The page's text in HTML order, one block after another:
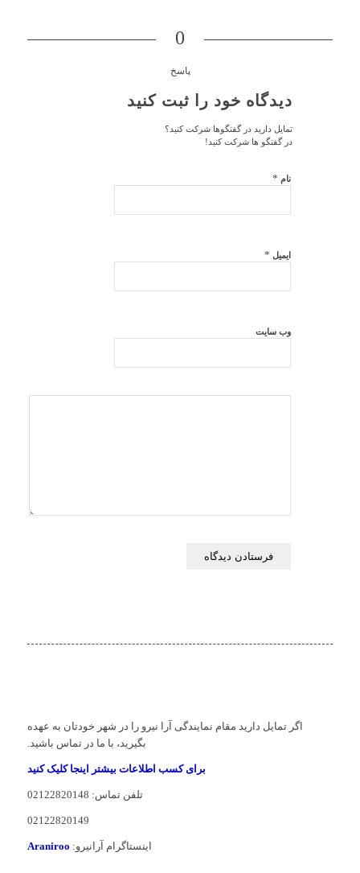
0
پاسخ
دیدگاه خود را ثبت کنید
تمایل دارید در گفتگوها شرکت کنید؟
در گفتگو ها شرکت کنید!
نام *
ایمیل *
وب‌ سایت
اگر تمایل دارید مقام نمایندگی آرا نیرو را در شهر خودتان به عهده
بگیرید، با ما در تماس باشید.
برای کسب اطلاعات بیشتر اینجا کلیک کنید
تلفن تماس: 02122820148
02122820149
اینستاگرام آرانیرو: Araniroo